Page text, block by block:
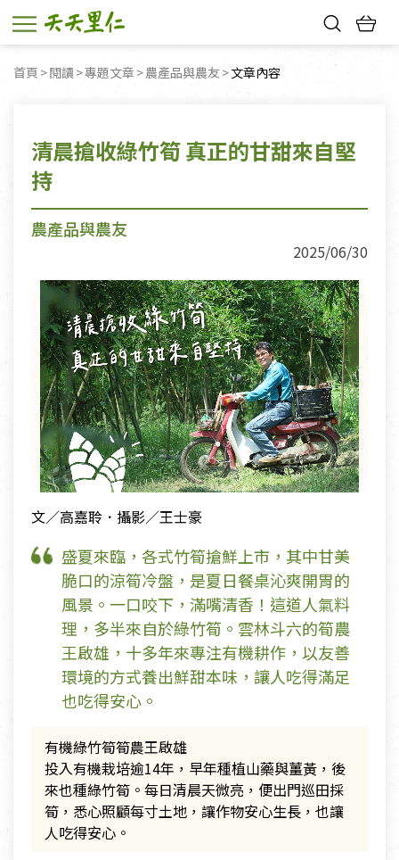
首頁 閱讀 專題文章 農產品與農友 目前頁面：
文章內容
清晨搶收綠竹筍 真正的甘甜來自堅
持
農產品與農友
2025/06/30
文／高嘉聆．攝影／王士豪
盛夏來臨，各式竹筍搶鮮上市，其中甘美
脆口的涼筍冷盤，是夏日餐桌沁爽開胃的
風景。一口咬下，滿嘴清香！這道人氣料
理，多半來自於綠竹筍。雲林斗六的筍農
王啟雄，十多年來專注有機耕作，以友善
環境的方式養出鮮甜本味，讓人吃得滿足
也吃得安心。
有機綠竹筍筍農王啟雄
投入有機栽培逾14年，早年種植山藥與薑黃，後
來也種綠竹筍。每日清晨天微亮，便出門巡田採
筍，悉心照顧每寸土地，讓作物安心生長，也讓
人吃得安心。